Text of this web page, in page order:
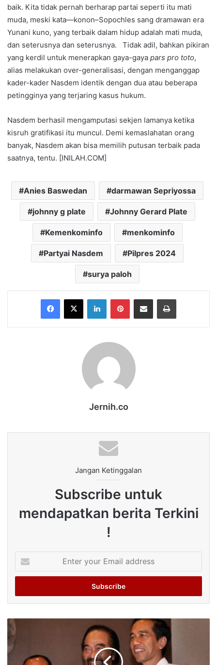
baik. Kita tidak pernah berharap partai seperti itu mati
muda, meski kata—konon–Sopochles sang dramawan era
Yunani kuno, yang terbaik dalam hidup adalah mati muda,
dan seterusnya dan seterusnya. Tidak adil, bahkan pikiran
yang kerdil untuk menerapkan gaya-gaya pars pro toto,
alias melakukan over-generalisasi, dengan menganggap
kader-kader Nasdem identik dengan dua atau beberapa
petingginya yang terjaring kasus hukum.
Nasdem berhasil mengamputasi sekjen lamanya ketika
kisruh gratifikasi itu muncul. Demi kemaslahatan orang
banyak, Nasdem akan bisa memilih putusan terbaik pada
saatnya, tentu. [INILAH.COM]
Anies Baswedan darmawan Sepriyossa
johnny g plate Johnny Gerard Plate
Kemenkominfo menkominfo
Partyai Nasdem Pilpres 2024
surya paloh
Facebook
X LinkedInPinterestShare via Email Print
Jernih.co
Jangan Ketinggalan
Subscribe untuk
mendapatkan berita Terkini
!
your
Email